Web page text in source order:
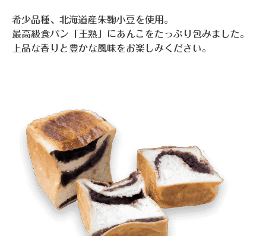
希少品種、北海道産朱鞠小豆を使用。
最高級食パン「王熟」にあんこをたっぷり包みました。
上品な香りと豊かな風味をお楽しみください。